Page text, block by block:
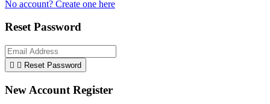
No account? Create one here
Reset Password
  Reset Password
New Account Register